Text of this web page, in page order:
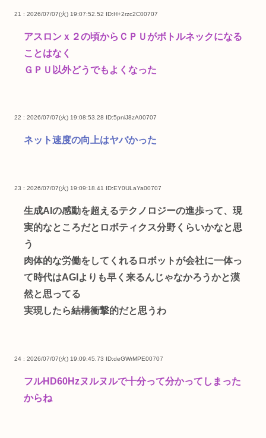
21 : 2026/07/07(火) 19:07:52.52 ID:H+2rzc2C00707
アスロンｘ２の頃からＣＰＵがボトルネックになる
ことはなく
ＧＰＵ以外どうでもよくなった
22 : 2026/07/07(火) 19:08:53.28 ID:5pnlJ8zA00707
ネット速度の向上はヤバかった
23 : 2026/07/07(火) 19:09:18.41 ID:EY0ULaYa00707
生成AIの感動を超えるテクノロジーの進歩って、現
実的なところだとロボティクス分野くらいかなと思
う
肉体的な労働をしてくれるロボットが会社に一体っ
て時代はAGIよりも早く来るんじゃなかろうかと漠
然と思ってる
実現したら結構衝撃的だと思うわ
24 : 2026/07/07(火) 19:09:45.73 ID:deGWrMPE00707
フルHD60Hzヌルヌルで十分って分かってしまった
からね